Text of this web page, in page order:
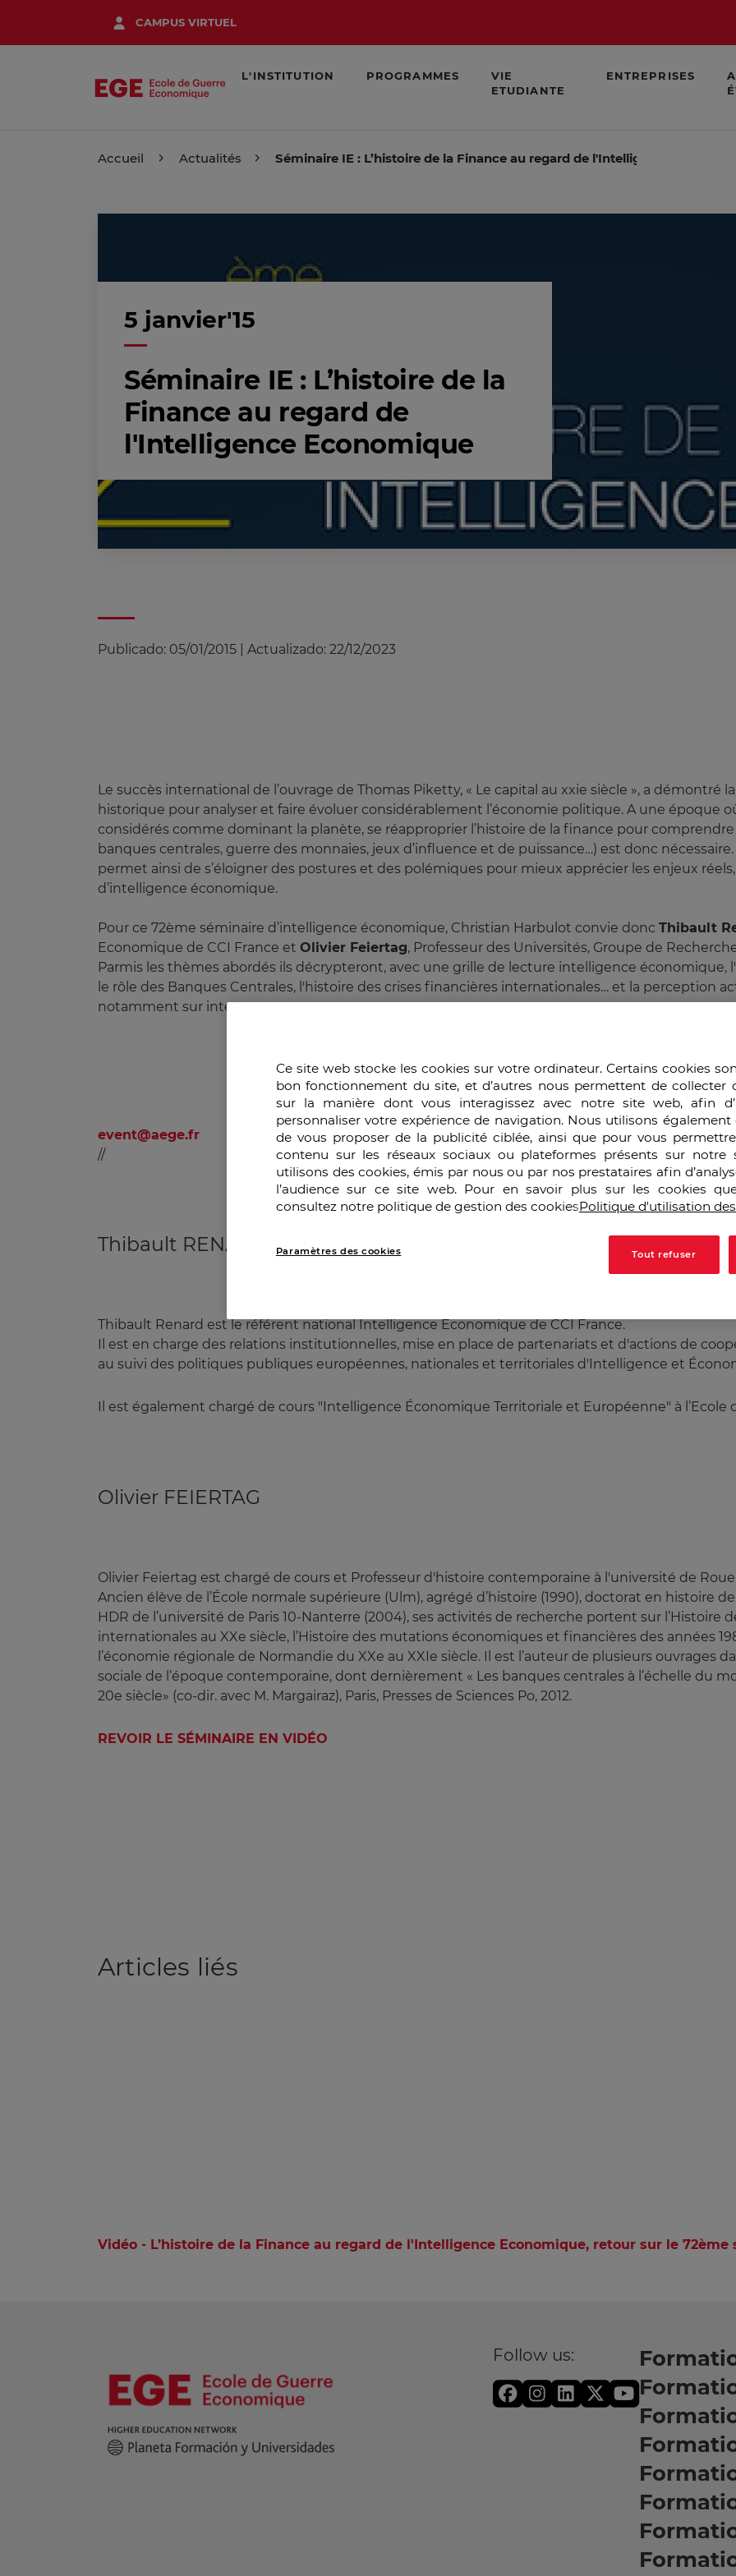
contenu
CAMPUS VIRTUEL
L'INSTITUTION PROGRAMMES
VIE
ETUDIANTE
ENTREPRISES
Accueil Actualités Séminaire IE : L’histoire de la Finance au regard de l'Intelligence
5 janvier'15
Séminaire IE : L’histoire de la
Finance au regard de
l'Intelligence Economique
Publicado: 05/01/2015 Actualizado: 22/12/2023
Le succès international de l’ouvrage de Thomas Piketty, « Le capital au xxie siècle », a démontré
historique pour analyser et faire évoluer considérablement l’économie politique. A une époque
considérés comme dominant la planète, se réapproprier l’histoire de la finance pour
banques centrales, guerre des monnaies, jeux d’influence et de puissance…) est donc
permet ainsi de s’éloigner des postures et des polémiques pour mieux apprécier les enjeux
d’intelligence économique.
Pour ce 72ème séminaire d’intelligence économique, Christian Harbulot convie donc Thibault
Economique de CCI France et Olivier Feiertag, Professeur des Universités, Groupe de
Parmis les thèmes abordés ils décrypteront, avec une grille de lecture intelligence
le rôle des Banques Centrales, l'histoire des crises financières internationales… et la perception
notamment sur internet.
event@aege.fr
//
Thibault RENARD
Thibault Renard est le référent national Intelligence Économique de CCI France.
Il est en charge des relations institutionnelles, mise en place de partenariats et d'actions de
au suivi des politiques publiques européennes, nationales et territoriales d'Intelligence et
Il est également chargé de cours "Intelligence Économique Territoriale et Européenne" à l’Ecole
Olivier FEIERTAG
Olivier Feiertag est chargé de cours et Professeur d'histoire contemporaine à l'université de
Ancien élève de l’École normale supérieure (Ulm), agrégé d’histoire (1990), doctorat en histoire de
HDR de l’université de Paris 10-Nanterre (2004), ses activités de recherche portent sur
internationales au XXe siècle, l’Histoire des mutations économiques et financières des années
l’économie régionale de Normandie du XXe au XXIe siècle. Il est l’auteur de plusieurs ouvrages
sociale de l’époque contemporaine, dont dernièrement « Les banques centrales à l’échelle du
20e siècle» (co-dir. avec M. Margairaz), Paris, Presses de Sciences Po, 2012.
REVOIR LE SÉMINAIRE EN VIDÉO
Articles liés
Vidéo - L’histoire de la Finance au regard de l'Intelligence Economique, retour sur le 72ème
Follow us:
Ce site web stocke les cookies sur votre ordinateur. Certains cookies
bon fonctionnement du site, et d’autres nous permettent de collecter
sur la manière dont vous interagissez avec notre site web, afin
personnaliser votre expérience de navigation. Nous utilisons
de vous proposer de la publicité ciblée, ainsi que pour vous
contenu sur les réseaux sociaux ou plateformes présents sur notre
utilisons des cookies, émis par nous ou par nos prestataires afin
l’audience sur ce site web. Pour en savoir plus sur les cookies
consultez notre politique de gestion des cookiesPolitique d'utilisation
Paramètres des cookies Tout refuser